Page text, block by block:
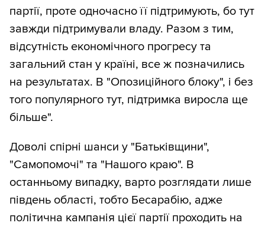
партії, проте одночасно її підтримують, бо тут
завжди підтримували владу. Разом з тим,
відсутність економічного прогресу та
загальний стан у країні, все ж позначились
на результатах. В "Опозиційного блоку", і без
того популярного тут, підтримка виросла ще
більше".
Доволі спірні шанси у "Батьківщини",
"Самопомочі" та "Нашого краю". В
останньому випадку, варто розглядати лише
південь області, тобто Бесарабію, адже
політична кампанія цієї партії проходить на